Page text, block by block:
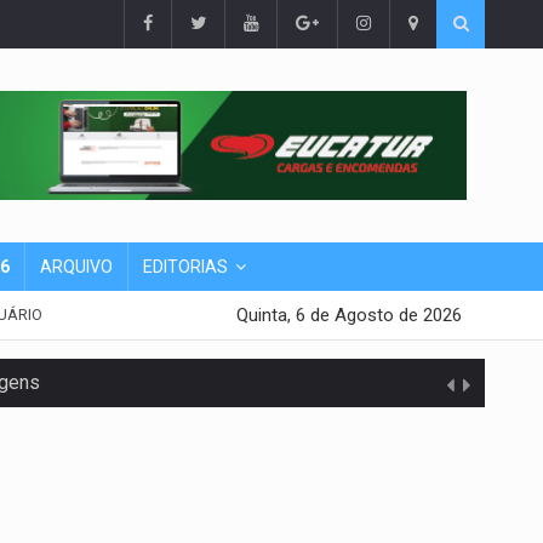
ARQUIVO EDITORIAS
Quinta, 6 de Agosto de 2026